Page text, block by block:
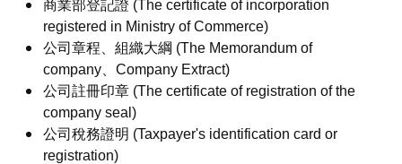
商業部登記證 (The certificate of incorporation
registered in Ministry of Commerce)
公司章程、組織大綱 (The Memorandum of
company、Company Extract)
公司註冊印章 (The certificate of registration of the
company seal)
公司稅務證明 (Taxpayer's identification card or
registration)